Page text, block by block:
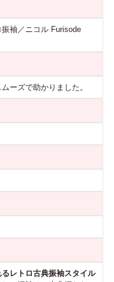
袖／ニコル Furisode
ーズで助かりました。
レトロ古典振袖スタイル